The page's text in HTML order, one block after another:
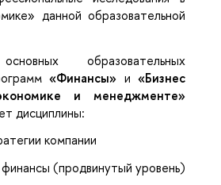
данной образовательной
образовательных
«Финансы» и «Бизнес
и менеджменте»
дисциплины:
компании
(продвинутый уровень)